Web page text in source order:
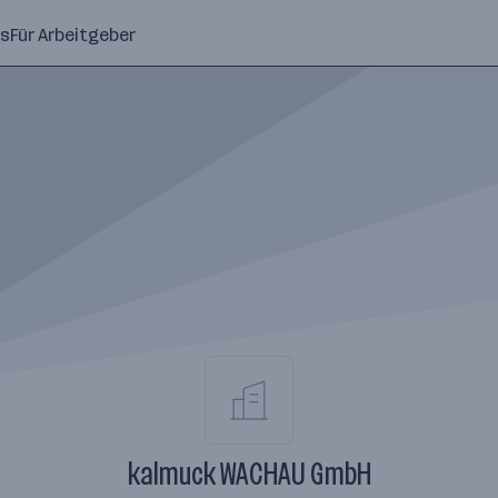
Für Arbeitgeber
kalmuck WACHAU GmbH